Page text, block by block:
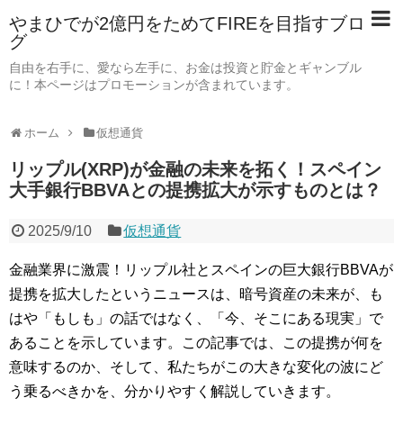
やまひでが2億円をためてFIREを目指すブロ
グ
自由を右手に、愛なら左手に、お金は投資と貯金とギャンブル
に！本ページはプロモーションが含まれています。
ホーム 仮想通貨
リップル(XRP)が金融の未来を拓く！スペイン
大手銀行BBVAとの提携拡大が示すものとは？
2025/9/10 仮想通貨
金融業界に激震！リップル社とスペインの巨大銀行BBVAが
提携を拡大したというニュースは、暗号資産の未来が、も
はや「もしも」の話ではなく、「今、そこにある現実」で
あることを示しています。この記事では、この提携が何を
意味するのか、そして、私たちがこの大きな変化の波にど
う乗るべきかを、分かりやすく解説していきます。